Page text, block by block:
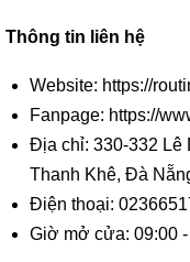
Thông tin liên hệ
Website: https://
Fanpage: https://
Địa chỉ: 330-332 Lê
Thanh Khê, Đà
Điện thoại:
Giờ mở cửa: 09:00